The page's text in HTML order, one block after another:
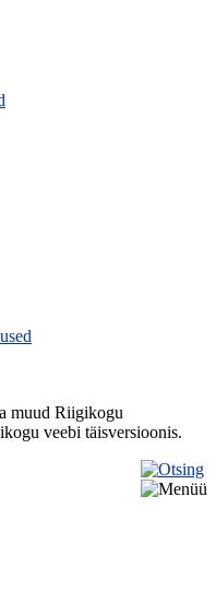
muud Riigikogu
veebi täisversioonis.